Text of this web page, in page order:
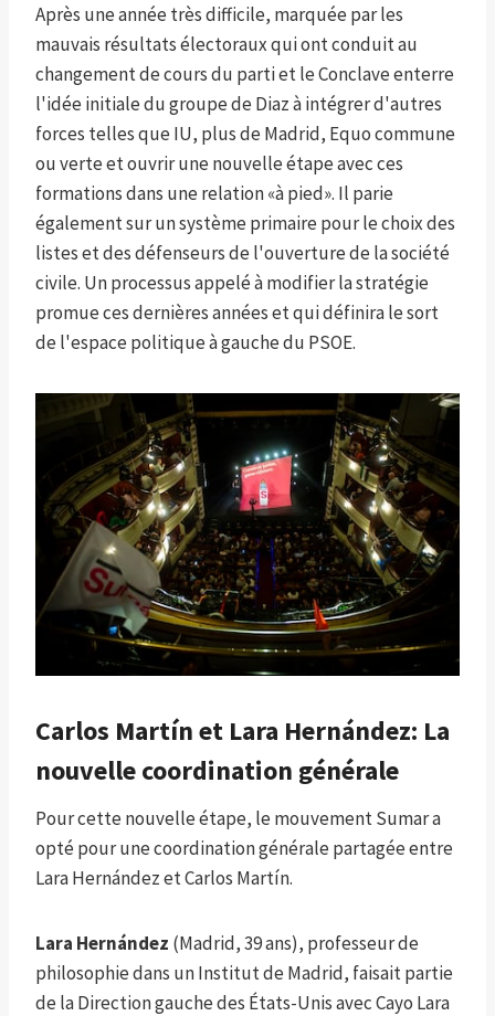
Après une année très difficile, marquée par les
mauvais résultats électoraux qui ont conduit au
changement de cours du parti et le Conclave enterre
l'idée initiale du groupe de Diaz à intégrer d'autres
forces telles que IU, plus de Madrid, Equo commune
ou verte et ouvrir une nouvelle étape avec ces
formations dans une relation «à pied». Il parie
également sur un système primaire pour le choix des
listes et des défenseurs de l'ouverture de la société
civile. Un processus appelé à modifier la stratégie
promue ces dernières années et qui définira le sort
de l'espace politique à gauche du PSOE.
Carlos Martín et Lara Hernández: La
nouvelle coordination générale
Pour cette nouvelle étape, le mouvement Sumar a
opté pour une coordination générale partagée entre
Lara Hernández et Carlos Martín.
Lara Hernández (Madrid, 39 ans), professeur de
philosophie dans un Institut de Madrid, faisait partie
de la Direction gauche des États-Unis avec Cayo Lara